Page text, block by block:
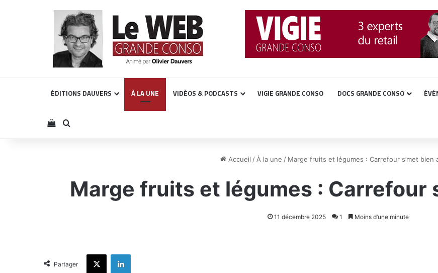
ÉDITIONS DAUVERS À LA UNE VIDÉOS & PODCASTS VIGIE GRANDE CONSO DOCS GRANDE CONSO
Voir votre panier
Rechercher
Accueil / À la une / Marge fruits et légumes : Carrefour s’met bien
Marge fruits et légumes : Carrefour
11 décembre 2025 1 Moins d’une minute
Partager
X Linkedin